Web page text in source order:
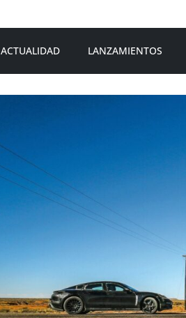
ACTUALIDAD LANZAMIENTOS